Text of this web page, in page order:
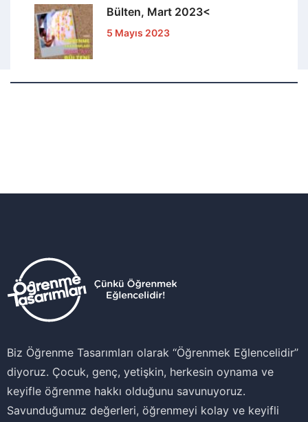
Bülten, Mart 2023<
5 Mayıs 2023
Biz Öğrenme Tasarımları olarak ‘‘Öğrenmek Eğlencelidir’’
diyoruz. Çocuk, genç, yetişkin, herkesin oynama ve
keyifle öğrenme hakkı olduğunu savunuyoruz.
Savunduğumuz değerleri, öğrenmeyi kolay ve keyifli